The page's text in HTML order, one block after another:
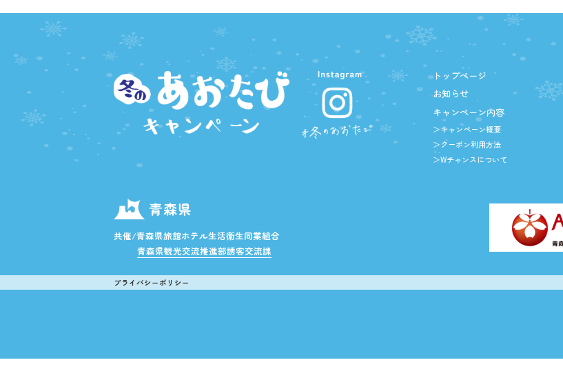
トップページ
お知らせ
キャンペーン内容
＞キャンペーン概要
＞クーポン利用方法
＞Wチャンスについて
青森県
共催/青森県旅館ホテル生活衛生同業組合
青森県観光交流推進部誘客交流課
プライバシーポリシー